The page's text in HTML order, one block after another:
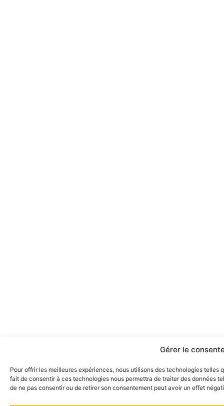
Gérer le
Pour offrir les meilleures expériences, nous utilisons des technologies
fait de consentir à ces technologies nous permettra de traiter des données
de ne pas consentir ou de retirer son consentement peut avoir un effet